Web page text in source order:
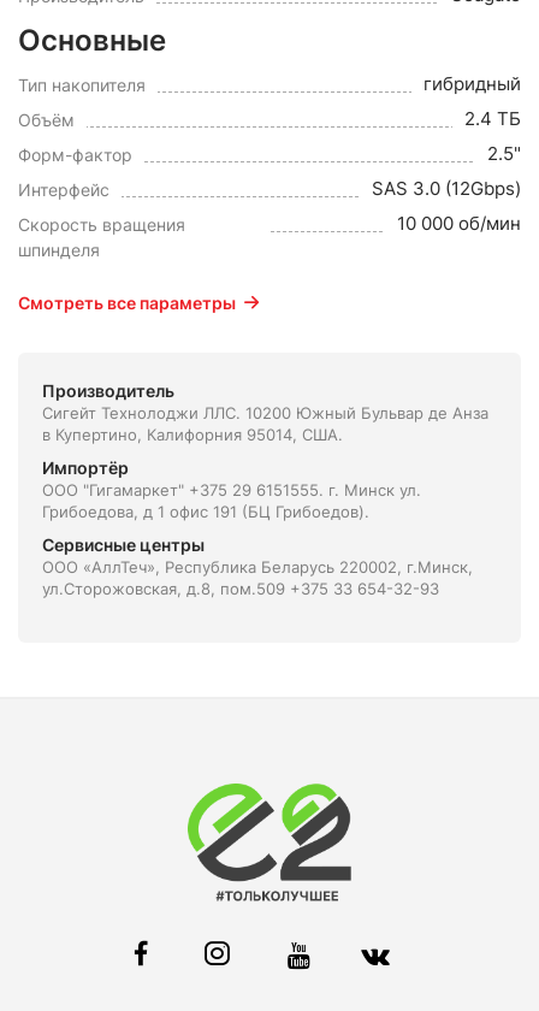
Основные
Тип накопителя гибридный
Объём 2.4 ТБ
Форм-фактор 2.5"
Интерфейс SAS 3.0 (12Gbps)
Скорость вращения
шпинделя
10 000 об/мин
Смотреть все параметры
Производитель
Сигейт Технолоджи ЛЛС. 10200 Южный Бульвар де Анза
в Купертино, Калифорния 95014, США.
Импортёр
ООО "Гигамаркет" +375 29 6151555. г. Минск ул.
Грибоедова, д 1 офис 191 (БЦ Грибоедов).
Сервисные центры
ООО «АллТеч», Республика Беларусь 220002, г.Минск,
ул.Сторожовская, д.8, пом.509 +375 33 654-32-93